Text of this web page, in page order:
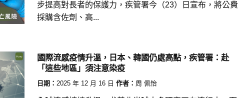
步提高對長者的保護力，疾管署今（23）日宣布，將公費
採購含佐劑、高...
國際流感疫情升溫，日本、韓國仍處高點，疾管署：赴
「這些地區」須注意染疫
日期： 2025 年 12 月 16 日 作者： 周 佩怡